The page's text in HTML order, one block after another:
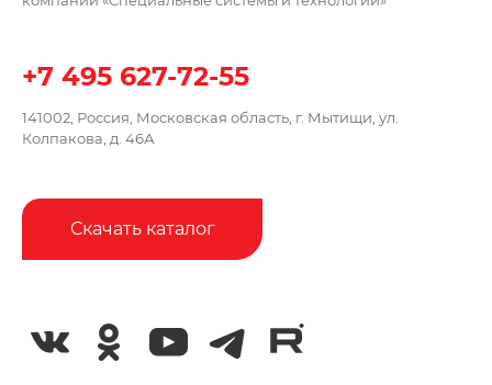
+7 495 627-72-55
141002, Россия, Московская область, г. Мытищи, ул.
Колпакова, д. 46А
Скачать каталог